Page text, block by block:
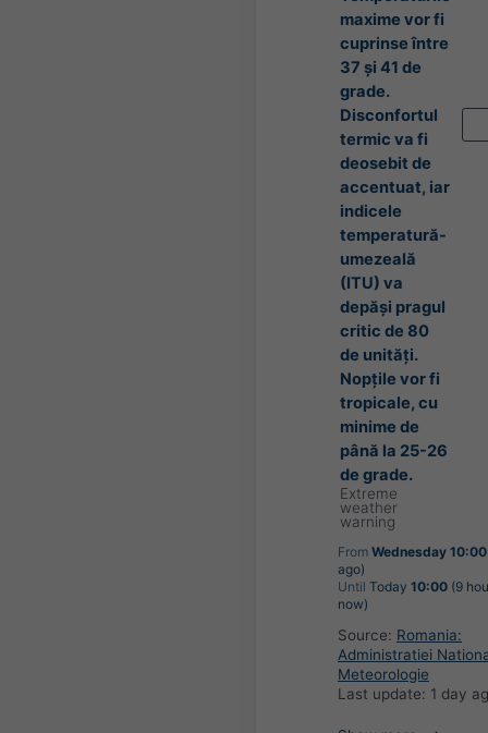
maxime vor fi
cuprinse între
37 și 41 de
grade.
Disconfortul
termic va fi
deosebit de
accentuat, iar
indicele
temperatură-
umezeală
(ITU) va
depăși pragul
critic de 80
de unități.
Nopțile vor fi
tropicale, cu
minime de
până la 25-26
de grade.
Extreme
weather
warning
From Wednesday 10:00
ago)
Until Today 10:00 (9
now)
Source: Romania:
Administratiei
Meteorologie
Last update: 1 day